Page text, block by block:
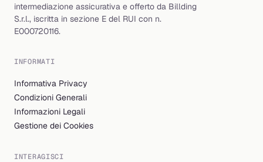
intermediazione assicurativa e offerto da Billding
S.r.l., iscritta in sezione E del RUI con n.
E000720116.
INFORMATI
Informativa Privacy
Condizioni Generali
Informazioni Legali
Gestione dei Cookies
INTERAGISCI